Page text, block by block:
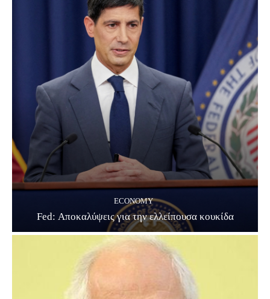
ECONOMY
Fed: Αποκαλύψεις για την ελλείπουσα κουκίδα